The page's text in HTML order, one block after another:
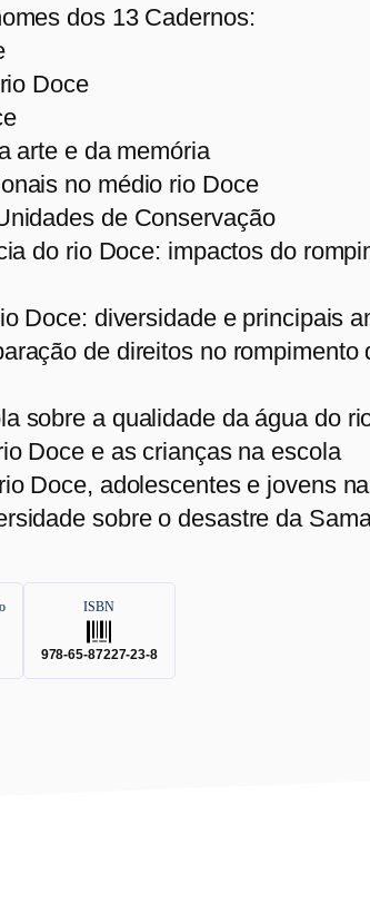
dos 13 Cadernos:
Doce
arte e da memória
no médio rio Doce
de Conservação
do rio Doce: impactos do
Doce: diversidade e principais
de direitos no rompimento
sobre a qualidade da água do
Doce e as crianças na escola
Doce, adolescentes e jovens
sobre o desastre da
ISBN
.
978-65-87227-23-8